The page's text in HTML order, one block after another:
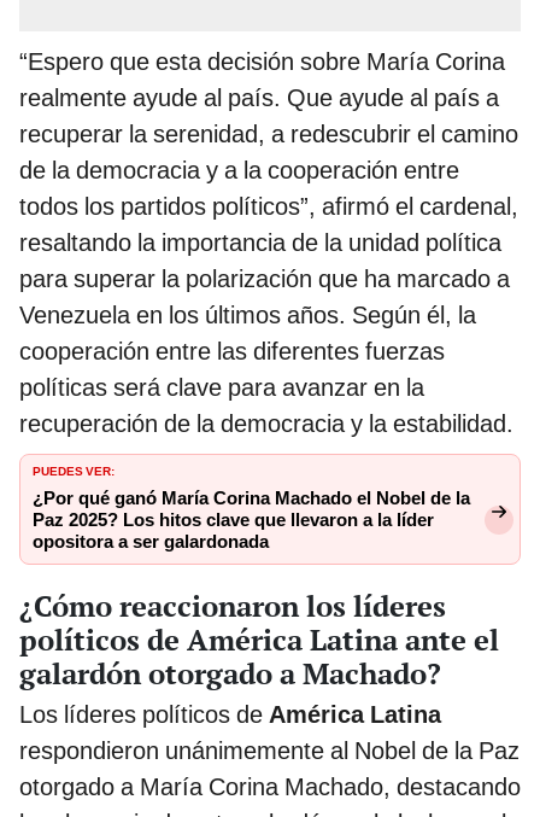
“Espero que esta decisión sobre María Corina
realmente ayude al país. Que ayude al país a
recuperar la serenidad, a redescubrir el camino
de la democracia y a la cooperación entre
todos los partidos políticos”, afirmó el cardenal,
resaltando la importancia de la unidad política
para superar la polarización que ha marcado a
Venezuela en los últimos años. Según él, la
cooperación entre las diferentes fuerzas
políticas será clave para avanzar en la
recuperación de la democracia y la estabilidad.
PUEDES VER:
¿Por qué ganó María Corina Machado el Nobel de la
Paz 2025? Los hitos clave que llevaron a la líder
opositora a ser galardonada
¿Cómo reaccionaron los líderes
políticos de América Latina ante el
galardón otorgado a Machado?
Los líderes políticos de América Latina
respondieron unánimemente al Nobel de la Paz
otorgado a María Corina Machado, destacando